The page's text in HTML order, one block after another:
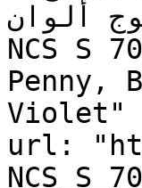
ألوان
NCS S
Penny,
Violet"
url: